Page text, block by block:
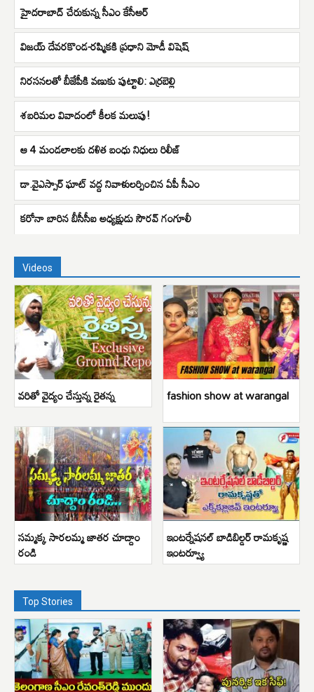
హైదరాబాద్ చేరుకున్న సీఎం కేసీఆర్
విజయ్ దేవరకొండ-రష్మికకి ప్రధాని మోడీ విషెష్
నిర‌స‌నలతో బీజేపీకి వణుకు పుట్టాలి: ఎర్రబెల్లి
శబరిమల వివాదంలో కీలక మలుపు!
ఆ 4 మండలాలకు దళిత బంధు నిధులు రిలీజ్
డా.వైఎస్సార్ ఘాట్ వద్ద నివాళులర్పించిన ఏపీ సీఎం
కరోనా బారిన బీసీసీఐ అధ్యక్షుడు సౌరవ్ గంగూలీ
Videos
వరితో వైద్యం చేస్తున్న రైతన్న fashion show at warangal
సమ్మక్క సారలమ్మ జాతర చూద్దాం
రండి
ఇంటర్నేషనల్ బాడిబిల్డర్ రామకృష్ణ
ఇంటర్వ్యూ
Top Stories